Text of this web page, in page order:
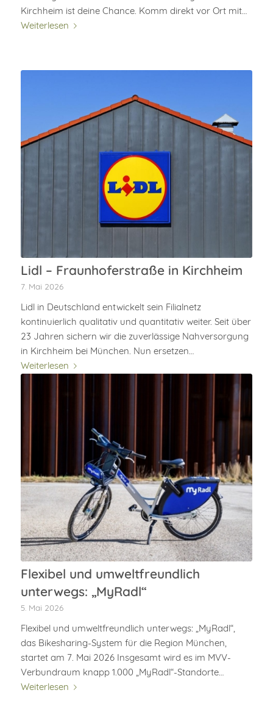
Kirchheim ist deine Chance. Komm direkt vor Ort mit…
Weiterlesen
Lidl – Fraunhoferstraße in Kirchheim
7. Mai 2026
Lidl in Deutschland entwickelt sein Filialnetz
kontinuierlich qualitativ und quantitativ weiter. Seit über
23 Jahren sichern wir die zuverlässige Nahversorgung
in Kirchheim bei München. Nun ersetzen…
Weiterlesen
Flexibel und umweltfreundlich
unterwegs: „MyRadl“
5. Mai 2026
Flexibel und umweltfreundlich unterwegs: „MyRadl“,
das Bikesharing-System für die Region München,
startet am 7. Mai 2026 Insgesamt wird es im MVV-
Verbundraum knapp 1.000 „MyRadl“-Standorte…
Weiterlesen